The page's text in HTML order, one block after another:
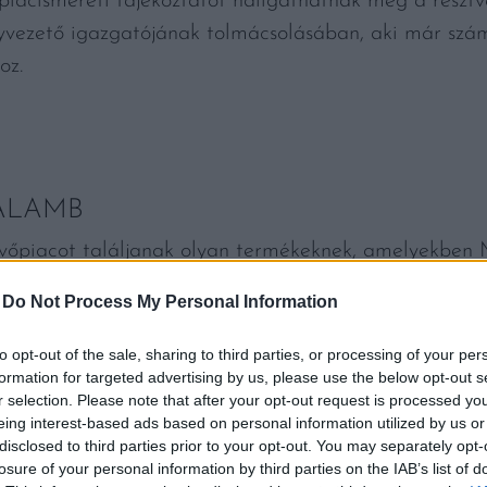
Do Not Process My Personal Information
opt-out of the sale, sharing to third parties, or processing of your
for targeted advertising by us, please use the below opt-out
selection. Please note that after your opt-out request is processed
interest-based ads based on personal information utilized by us
to third parties prior to your opt-out. You may separately
of your personal information by third parties on the IAB’s list of
igazgatójának tolmácsolásában, aki már
találjanak olyan termékeknek, amelyekben
Ilyen a sertéshús, a szárnyas, a kacsa, a méz és az
alapján kifejezetten jó lehetőségeink vannak
egyik legfontosabb piaca, de a hazai